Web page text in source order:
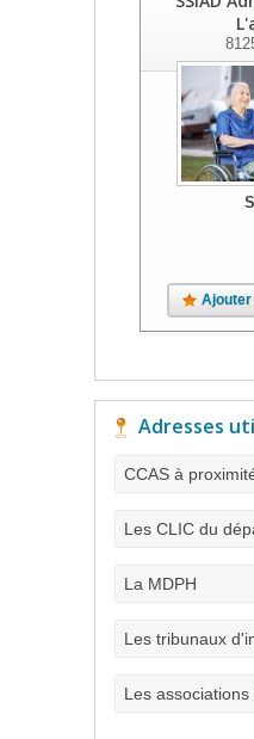
Ajouter
Adresses
CCAS à
Les CLIC du
La MDPH
Les tribunaux
Les associations